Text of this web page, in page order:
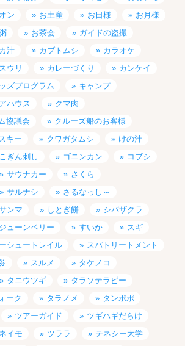
ン お土産 お日様
お月様
お茶会
ガイドの盗撮
汁 カブトムシ
カラオケ
ウリ カレーづくり
カンケイ
ズプログラム
キャンプ
ハウス
クマ肉
協議会
クルーズ船のお客様
キー
クワガタムシ
けの汁
こぎん刺し ゴニンカン
コブシ
サウナカー
さくら
サルナシ
さるなっし～
ンマ しとぎ餅
シバザクラ
ジューンベリー すいか
スギ
シュートレイル
スパトリートメント
スルメ
タケノコ
タニウツギ
タラソテラピー
ーク
タラノメ
タンポポ
ツアーガイド
ツギハギだらけ
イモ ツララ
テネシー大学